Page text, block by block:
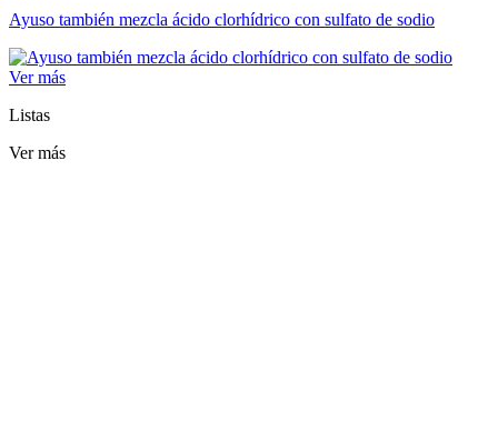
Ayuso también mezcla ácido clorhídrico con sulfato de sodio
Ver más
Listas
Ver más